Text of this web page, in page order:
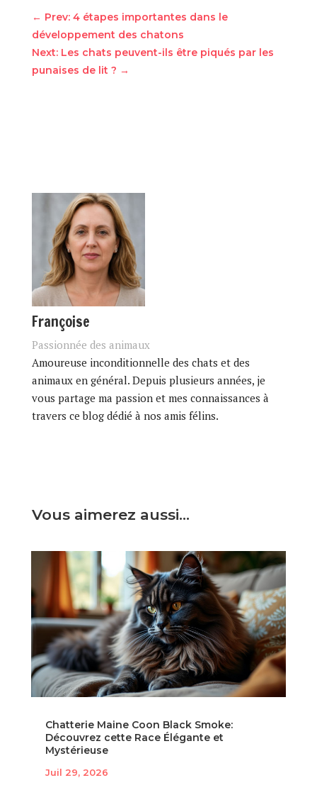
← Prev: 4 étapes importantes dans le
développement des chatons
Next: Les chats peuvent-ils être piqués par les
punaises de lit ? →
Françoise
Passionnée des animaux
Amoureuse inconditionnelle des chats et des
animaux en général. Depuis plusieurs années, je
vous partage ma passion et mes connaissances à
travers ce blog dédié à nos amis félins.
Vous aimerez aussi…
Chatterie Maine Coon Black Smoke:
Découvrez cette Race Élégante et
Mystérieuse
Juil 29, 2026